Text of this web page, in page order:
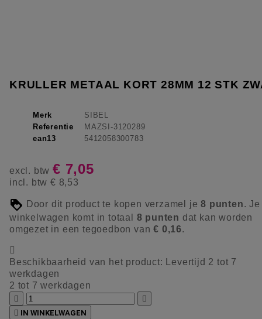
KRULLER METAAL KORT 28MM 12 STK
Merk
SIBEL
Referentie
MAZSI-3120289
ean13
5412058300783
excl. btw € 7,05
incl. btw € 8,53
Door dit product te kopen verzamel je8 punten. Je
winkelwagen komt in totaal 8 punten dat kan worden
omgezet in een tegoedbon van€ 0,16.

Beschikbaarheid van het product:
Levertijd 2 tot 7
werkdagen
2 tot 7 werkdagen


 IN WINKELWAGEN